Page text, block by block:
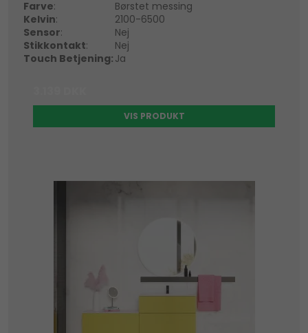
Farve:
Børstet messing
Kelvin:
2100-6500
Sensor:
Nej
Stikkontakt:
Nej
Touch Betjening: Ja
VIS PRODUKT